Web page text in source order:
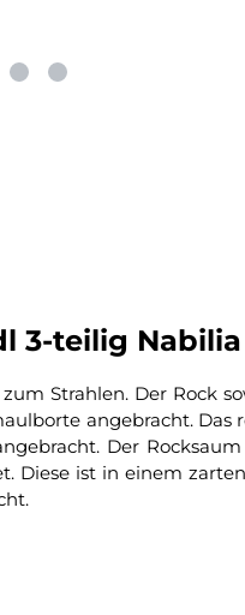
teilig
Strahlen. Der
angebracht.
Der
Diese ist in einem